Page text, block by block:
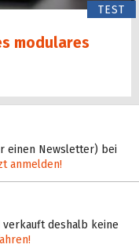
TEST
modulares
einen Newsletter) bei
anmelden!
deshalb keine